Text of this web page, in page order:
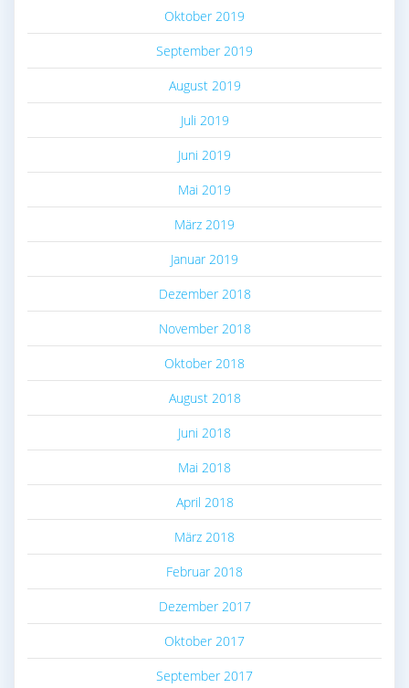
Oktober 2019
September 2019
August 2019
Juli 2019
Juni 2019
Mai 2019
März 2019
Januar 2019
Dezember 2018
November 2018
Oktober 2018
August 2018
Juni 2018
Mai 2018
April 2018
März 2018
Februar 2018
Dezember 2017
Oktober 2017
September 2017